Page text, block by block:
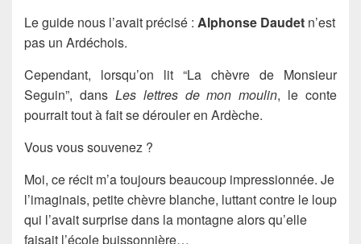
Le guide nous l’avait précisé : Alphonse Daudet n’est
pas un Ardéchois.
Cependant, lorsqu’on lit “La chèvre de Monsieur
Seguin”, dans Les lettres de mon moulin, le conte
pourrait tout à fait se dérouler en Ardèche.
Vous vous souvenez ?
Moi, ce récit m’a toujours beaucoup impressionnée. Je
l’imaginais, petite chèvre blanche, luttant contre le loup
qui l’avait surprise dans la montagne alors qu’elle
faisait l’école buissonnière…